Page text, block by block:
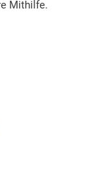
Mithilfe.